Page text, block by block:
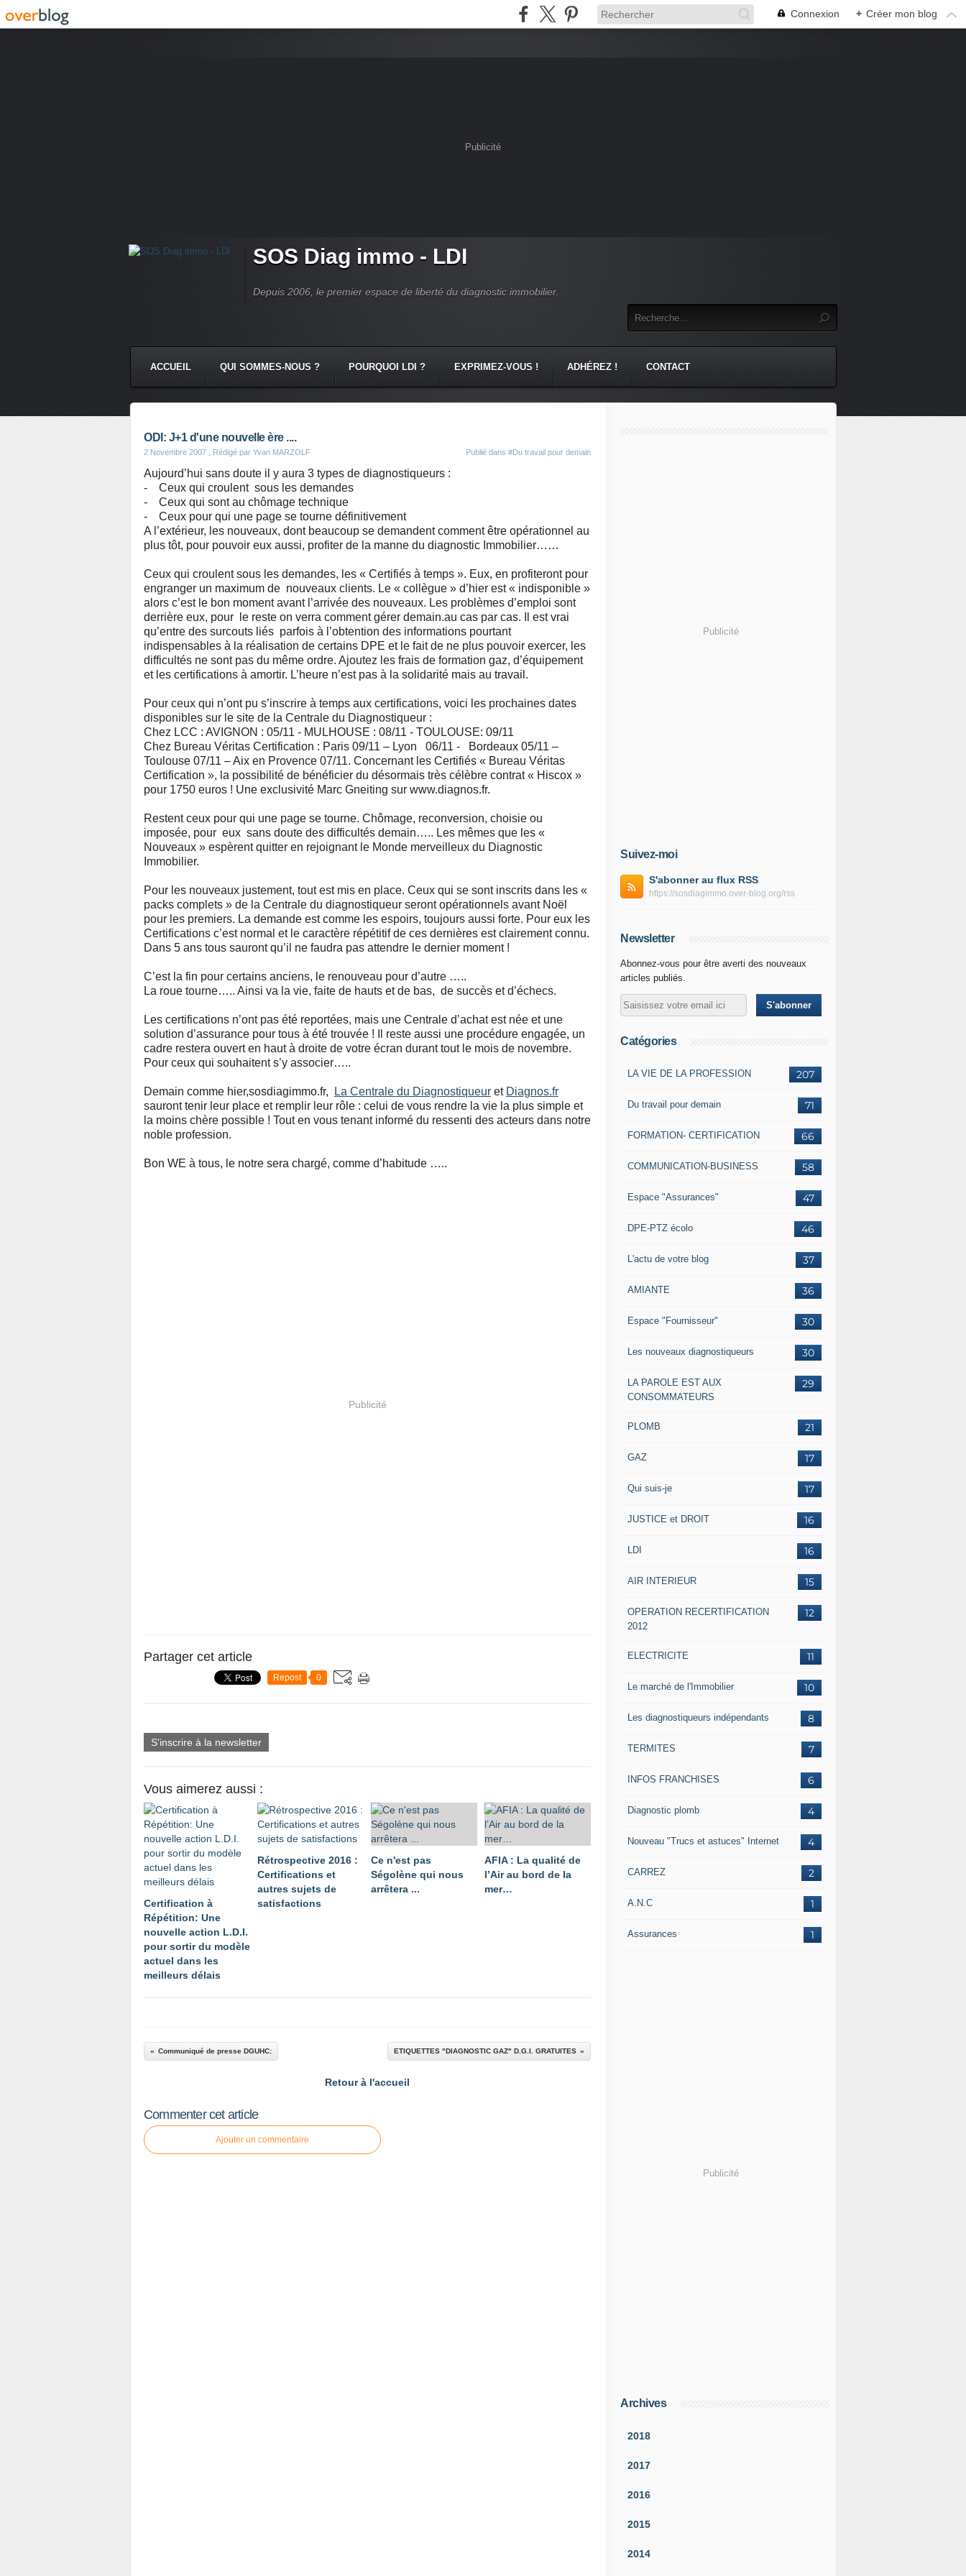
Connexion + Créer mon blog
Publicité
SOS Diag immo - LDI
Depuis 2006, le premier espace de liberté du diagnostic immobilier.
ACCUEIL QUI SOMMES-NOUS ? POURQUOI LDI ? EXPRIMEZ-VOUS ! ADHÉREZ ! CONTACT
ODI: J+1 d'une nouvelle ère ....
2 Novembre 2007 , Rédigé par Yvan MARZOLF Publié dans #Du travail pour demain
Aujourd’hui sans doute il y aura 3 types de diagnostiqueurs :
- Ceux qui croulent sous les demandes
- Ceux qui sont au chômage technique
- Ceux pour qui une page se tourne définitivement
A l’extérieur, les nouveaux, dont beaucoup se demandent comment être opérationnel au
plus tôt, pour pouvoir eux aussi, profiter de la manne du diagnostic Immobilier……
Ceux qui croulent sous les demandes, les « Certifiés à temps ». Eux, en profiteront pour
engranger un maximum de nouveaux clients. Le « collègue » d’hier est « indisponible »
alors c’est le bon moment avant l’arrivée des nouveaux. Les problèmes d’emploi sont
derrière eux, pour le reste on verra comment gérer demain.au cas par cas. Il est vrai
qu’entre des surcouts liés parfois à l’obtention des informations pourtant
indispensables à la réalisation de certains DPE et le fait de ne plus pouvoir exercer, les
difficultés ne sont pas du même ordre. Ajoutez les frais de formation gaz, d’équipement
et les certifications à amortir. L’heure n’est pas à la solidarité mais au travail.
Pour ceux qui n’ont pu s’inscrire à temps aux certifications, voici les prochaines dates
disponibles sur le site de la Centrale du Diagnostiqueur :
Chez LCC : AVIGNON : 05/11 - MULHOUSE : 08/11 - TOULOUSE: 09/11
Chez Bureau Véritas Certification : Paris 09/11 – Lyon 06/11 - Bordeaux 05/11 –
Toulouse 07/11 – Aix en Provence 07/11. Concernant les Certifiés « Bureau Véritas
Certification », la possibilité de bénéficier du désormais très célèbre contrat « Hiscox »
pour 1750 euros ! Une exclusivité Marc Gneiting sur www.diagnos.fr.
Restent ceux pour qui une page se tourne. Chômage, reconversion, choisie ou
imposée, pour eux sans doute des difficultés demain….. Les mêmes que les «
Nouveaux » espèrent quitter en rejoignant le Monde merveilleux du Diagnostic
Immobilier.
Pour les nouveaux justement, tout est mis en place. Ceux qui se sont inscrits dans les «
packs complets » de la Centrale du diagnostiqueur seront opérationnels avant Noël
pour les premiers. La demande est comme les espoirs, toujours aussi forte. Pour eux les
Certifications c’est normal et le caractère répétitif de ces dernières est clairement connu.
Dans 5 ans tous sauront qu’il ne faudra pas attendre le dernier moment !
C’est la fin pour certains anciens, le renouveau pour d’autre …..
La roue tourne….. Ainsi va la vie, faite de hauts et de bas, de succès et d’échecs.
Les certifications n’ont pas été reportées, mais une Centrale d’achat est née et une
solution d’assurance pour tous à été trouvée ! Il reste aussi une procédure engagée, un
cadre restera ouvert en haut à droite de votre écran durant tout le mois de novembre.
Pour ceux qui souhaitent s’y associer…..
Demain comme hier,sosdiagimmo.fr, La Centrale du Diagnostiqueur et Diagnos.fr
sauront tenir leur place et remplir leur rôle : celui de vous rendre la vie la plus simple et
la moins chère possible ! Tout en vous tenant informé du ressenti des acteurs dans notre
noble profession.
Bon WE à tous, le notre sera chargé, comme d’habitude …..
Publicité
Partager cet article
Repost 0
S'inscrire à la newsletter
Vous aimerez aussi :
Certification à
Répétition: Une
nouvelle action L.D.I.
pour sortir du modèle
actuel dans les
meilleurs délais
Rétrospective 2016 :
Certifications et
autres sujets de
satisfactions
Ce n'est pas
Ségolène qui nous
arrêtera ...
AFIA : La qualité de
l’Air au bord de la
mer…
Communiqué de presse DGUHC: ETIQUETTES "DIAGNOSTIC GAZ" D.G.I. GRATUITES
Retour à l'accueil
Commenter cet article
Ajouter un commentaire
Publicité
Suivez-moi
S'abonner au flux RSS
https://sosdiagimmo.over-blog.org/rss
Newsletter
Abonnez-vous pour être averti des nouveaux
articles publiés.
Catégories
207
LA VIE DE LA PROFESSION
71
Du travail pour demain
66
FORMATION- CERTIFICATION
58
COMMUNICATION-BUSINESS
47
Espace "Assurances"
46
DPE-PTZ écolo
37
L'actu de votre blog
36
AMIANTE
30
Espace "Fournisseur"
30
Les nouveaux diagnostiqueurs
29
LA PAROLE EST AUX
CONSOMMATEURS
21
PLOMB
17
GAZ
17
Qui suis-je
16
JUSTICE et DROIT
16
LDI
15
AIR INTERIEUR
12
OPERATION RECERTIFICATION
2012
11
ELECTRICITE
10
Le marché de l'Immobilier
8
Les diagnostiqueurs indépendants
7
TERMITES
6
INFOS FRANCHISES
4
Diagnostic plomb
4
Nouveau "Trucs et astuces" Internet
2
CARREZ
1
A.N.C
1
Assurances
Publicité
Archives
2018
2017
2016
2015
2014